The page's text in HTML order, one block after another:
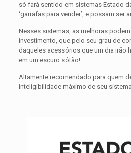
só fará sentido em sistemas Estado
‘garrafas para vender’, e possam ser
Nesses sistemas, as melhoras
investimento, que pelo seu grau de
daqueles acessórios que um dia irão
em um escuro sótão!
Altamente recomendado para quem
inteligibilidade máximo de seu